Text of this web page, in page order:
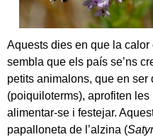
Aquests dies en que la calor
sembla que els país se’ns
petits animalons, que en ser
(poiquiloterms), aprofiten
alimentar-se i festejar.
papalloneta de l’alzina (